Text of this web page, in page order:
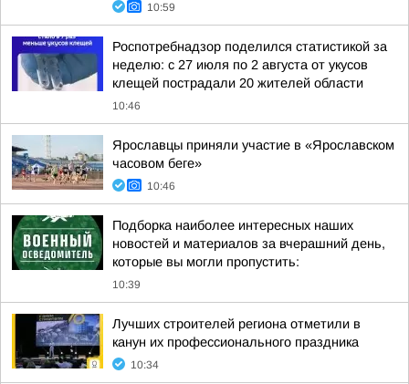
10:59
Роспотребнадзор поделился статистикой за
неделю: с 27 июля по 2 августа от укусов
клещей пострадали 20 жителей области
10:46
Ярославцы приняли участие в «Ярославском
часовом беге»
10:46
Подборка наиболее интересных наших
новостей и материалов за вчерашний день,
которые вы могли пропустить:
10:39
Лучших строителей региона отметили в
канун их профессионального праздника
10:34